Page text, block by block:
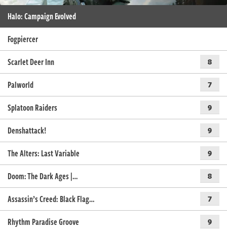
Halo: Campaign Evolved
Fogpiercer
Scarlet Deer Inn
8
Palworld 7
Splatoon Raiders 9
Denshattack! 9
The Alters: Last Variable 9
Doom: The Dark Ages |… 8
Assassin’s Creed: Black Flag… 7
Rhythm Paradise Groove 9